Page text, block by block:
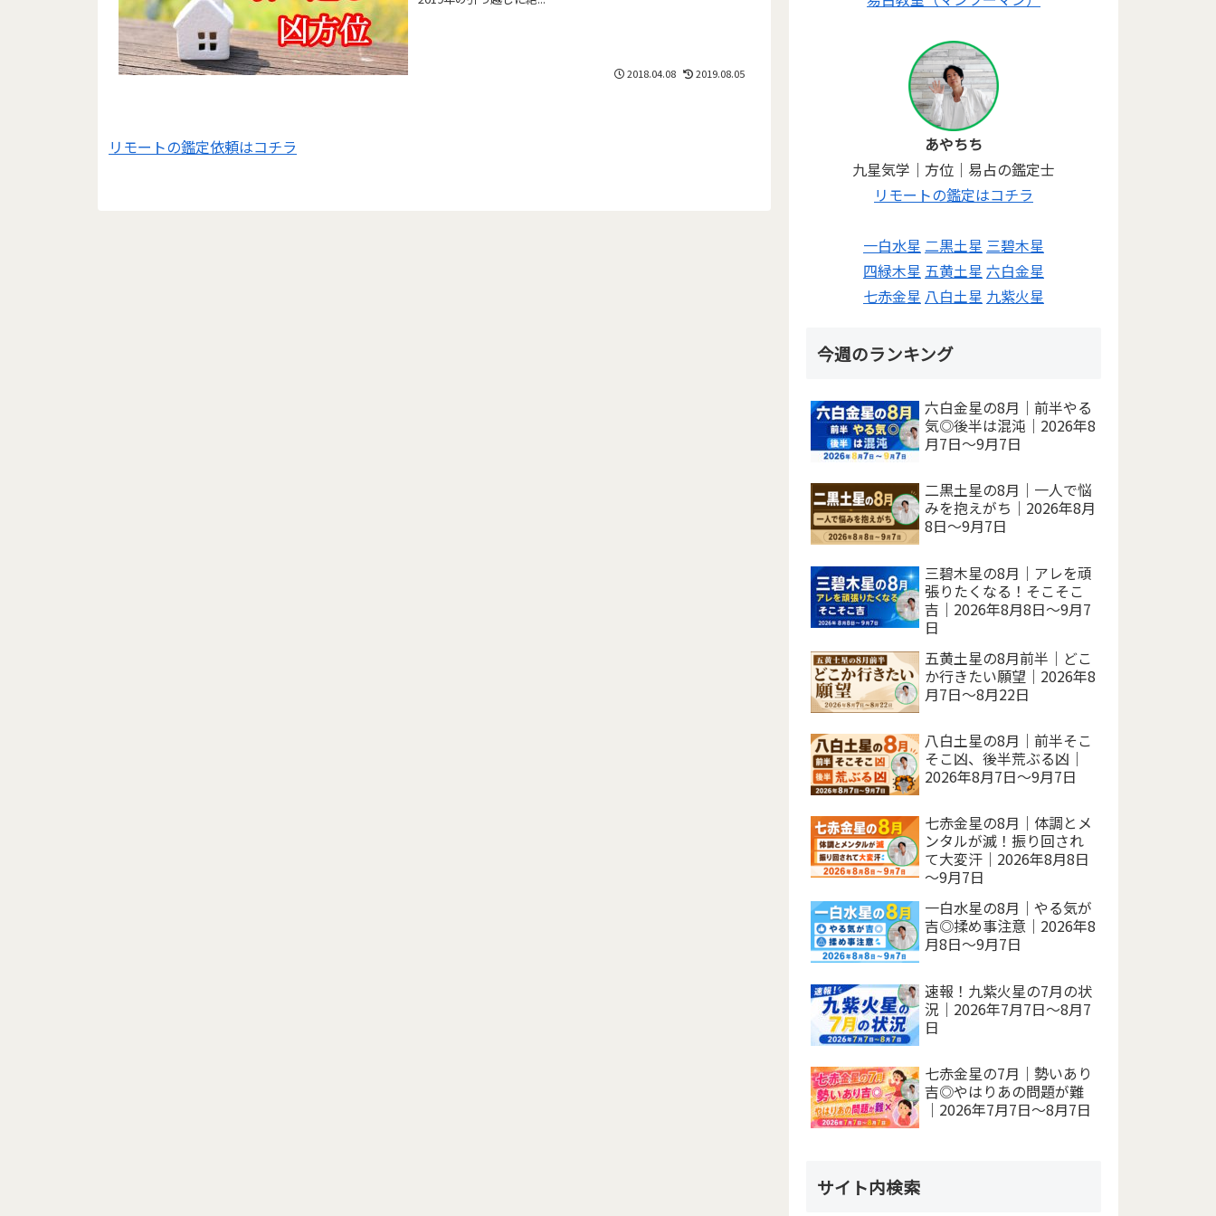
2018.04.08 2019.08.05
リモートの鑑定依頼はコチラ
あやちち
九星気学｜方位｜易占の鑑定士
リモートの鑑定はコチラ
一白水星 二黒土星 三碧木星
四緑木星 五黄土星 六白金星
七赤金星 八白土星 九紫火星
今週のランキング
六白金星の8月｜前半やる
気◎後半は混沌｜2026年8
月7日～9月7日
二黒土星の8月｜一人で悩
みを抱えがち｜2026年8月
8日～9月7日
三碧木星の8月｜アレを頑
張りたくなる！そこそこ
吉｜2026年8月8日～9月7
日
五黄土星の8月前半｜どこ
か行きたい願望｜2026年8
月7日～8月22日
八白土星の8月｜前半そこ
そこ凶、後半荒ぶる凶｜
2026年8月7日～9月7日
七赤金星の8月｜体調とメ
ンタルが滅！振り回され
て大変汗｜2026年8月8日
～9月7日
一白水星の8月｜やる気が
吉◎揉め事注意｜2026年8
月8日～9月7日
速報！九紫火星の7月の状
況｜2026年7月7日～8月7
日
七赤金星の7月｜勢いあり
吉◎やはりあの問題が難
｜2026年7月7日～8月7日
サイト内検索